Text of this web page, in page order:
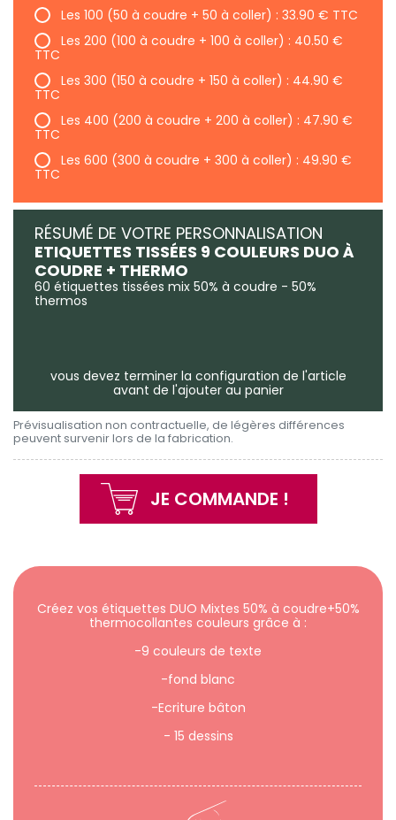
Les 100 (50 à coudre + 50 à coller) : 33.90 € TTC
Les 200 (100 à coudre + 100 à coller) : 40.50 €
TTC
Les 300 (150 à coudre + 150 à coller) : 44.90 €
TTC
Les 400 (200 à coudre + 200 à coller) : 47.90 €
TTC
Les 600 (300 à coudre + 300 à coller) : 49.90 €
TTC
RÉSUMÉ DE VOTRE PERSONNALISATION
ETIQUETTES TISSÉES 9 COULEURS DUO À
COUDRE + THERMO
60 étiquettes tissées mix 50% à coudre - 50%
thermos
vous devez terminer la configuration de l'article
avant de l'ajouter au panier
Prévisualisation non contractuelle, de légères différences
peuvent survenir lors de la fabrication.
JE COMMANDE !
Créez vos étiquettes DUO Mixtes 50% à coudre+50%
thermocollantes couleurs grâce à :
-9 couleurs de texte
-fond blanc
-Ecriture bâton
- 15 dessins